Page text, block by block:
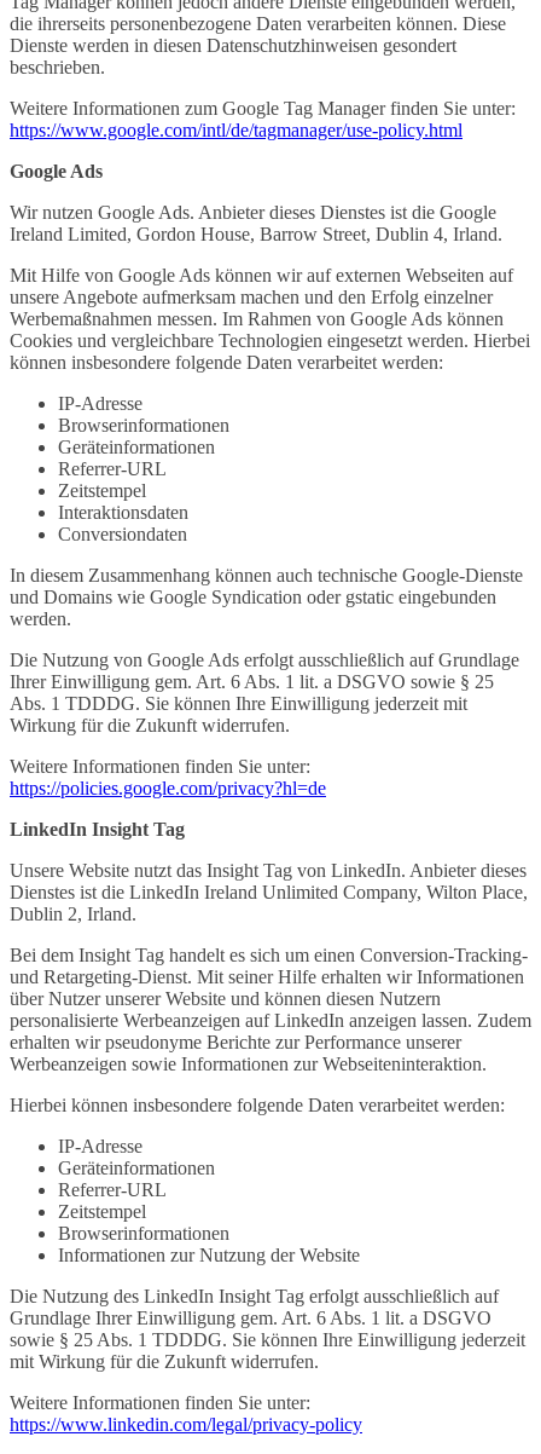
die ihrerseits personenbezogene Daten verarbeiten können. Diese
Dienste werden in diesen Datenschutzhinweisen gesondert
beschrieben.
Weitere Informationen zum Google Tag Manager finden Sie unter:
https://www.google.com/intl/de/tagmanager/use-policy.html
Google Ads
Wir nutzen Google Ads. Anbieter dieses Dienstes ist die Google
Ireland Limited, Gordon House, Barrow Street, Dublin 4, Irland.
Mit Hilfe von Google Ads können wir auf externen Webseiten auf
unsere Angebote aufmerksam machen und den Erfolg einzelner
Werbemaßnahmen messen. Im Rahmen von Google Ads können
Cookies und vergleichbare Technologien eingesetzt werden. Hierbei
können insbesondere folgende Daten verarbeitet werden:
IP-Adresse
Browserinformationen
Geräteinformationen
Referrer-URL
Zeitstempel
Interaktionsdaten
Conversiondaten
In diesem Zusammenhang können auch technische Google-Dienste
und Domains wie Google Syndication oder gstatic eingebunden
werden.
Die Nutzung von Google Ads erfolgt ausschließlich auf Grundlage
Ihrer Einwilligung gem. Art. 6 Abs. 1 lit. a DSGVO sowie § 25
Abs. 1 TDDDG. Sie können Ihre Einwilligung jederzeit mit
Wirkung für die Zukunft widerrufen.
Weitere Informationen finden Sie unter:
https://policies.google.com/privacy?hl=de
LinkedIn Insight Tag
Unsere Website nutzt das Insight Tag von LinkedIn. Anbieter dieses
Dienstes ist die LinkedIn Ireland Unlimited Company, Wilton Place,
Dublin 2, Irland.
Bei dem Insight Tag handelt es sich um einen Conversion-Tracking-
und Retargeting-Dienst. Mit seiner Hilfe erhalten wir Informationen
über Nutzer unserer Website und können diesen Nutzern
personalisierte Werbeanzeigen auf LinkedIn anzeigen lassen. Zudem
erhalten wir pseudonyme Berichte zur Performance unserer
Werbeanzeigen sowie Informationen zur Webseiteninteraktion.
Hierbei können insbesondere folgende Daten verarbeitet werden:
IP-Adresse
Geräteinformationen
Referrer-URL
Zeitstempel
Browserinformationen
Informationen zur Nutzung der Website
Die Nutzung des LinkedIn Insight Tag erfolgt ausschließlich auf
Grundlage Ihrer Einwilligung gem. Art. 6 Abs. 1 lit. a DSGVO
sowie § 25 Abs. 1 TDDDG. Sie können Ihre Einwilligung jederzeit
mit Wirkung für die Zukunft widerrufen.
Weitere Informationen finden Sie unter:
https://www.linkedin.com/legal/privacy-policy